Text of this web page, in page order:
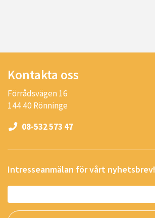
Kontakta oss
Förrådsvägen 16
144 40 Rönninge
08-532 573 47
Intresseanmälan för vårt nyhetsbrev!